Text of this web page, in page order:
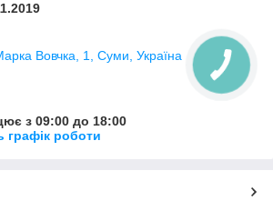
Вовчка, 1, Суми, Україна
з 09:00 до 18:00
графік роботи